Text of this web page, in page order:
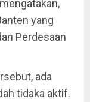
yang
Perdesaan
ada
tidaka aktif.